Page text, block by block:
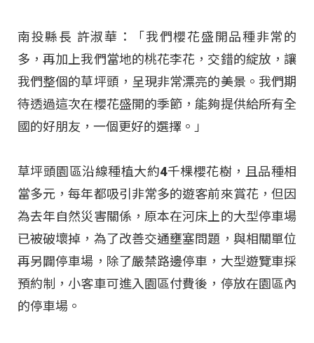
南投縣長 許淑華：「我們櫻花盛開品種非常的
多，再加上我們當地的桃花李花，交錯的綻放，讓
我們整個的草坪頭，呈現非常漂亮的美景。我們期
待透過這次在櫻花盛開的季節，能夠提供給所有全
國的好朋友，一個更好的選擇。」
草坪頭園區沿線種植大約4千棵櫻花樹，且品種相
當多元，每年都吸引非常多的遊客前來賞花，但因
為去年自然災害關係，原本在河床上的大型停車場
已被破壞掉，為了改善交通壅塞問題，與相關單位
再另闢停車場，除了嚴禁路邊停車，大型遊覽車採
預約制，小客車可進入園區付費後，停放在園區內
的停車場。